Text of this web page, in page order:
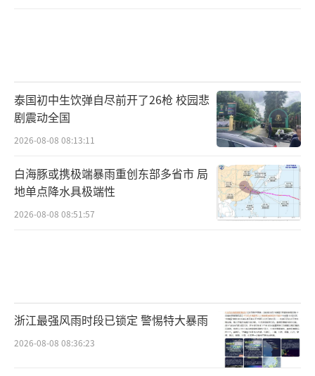
泰国初中生饮弹自尽前开了26枪 校园悲
剧震动全国
2026-08-08 08:13:11
白海豚或携极端暴雨重创东部多省市 局
地单点降水具极端性
2026-08-08 08:51:57
浙江最强风雨时段已锁定 警惕特大暴雨
2026-08-08 08:36:23